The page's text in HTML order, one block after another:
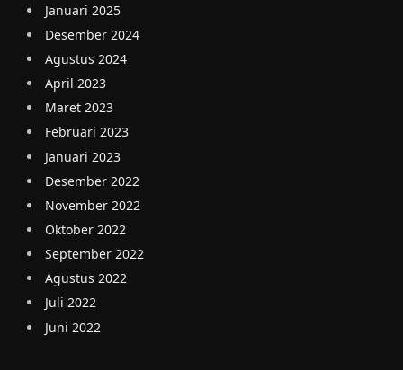
Januari 2025
Desember 2024
Agustus 2024
April 2023
Maret 2023
Februari 2023
Januari 2023
Desember 2022
November 2022
Oktober 2022
September 2022
Agustus 2022
Juli 2022
Juni 2022